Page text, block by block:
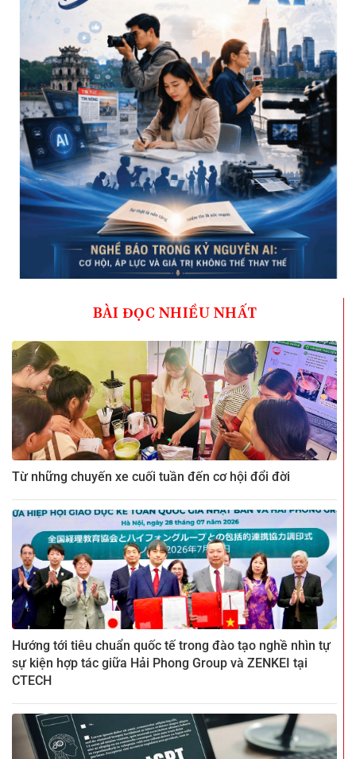
BÀI ĐỌC NHIỀU NHẤT
Từ những chuyến xe cuối tuần đến cơ hội đổi đời
Hướng tới tiêu chuẩn quốc tế trong đào tạo nghề nhìn tự
sự kiện hợp tác giữa Hải Phong Group và ZENKEI tại
CTECH